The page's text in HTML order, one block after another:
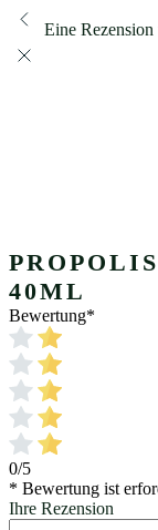
Eine Rezension
40ML
Bewertung*
0/5
* Bewertung ist
Ihre Rezension